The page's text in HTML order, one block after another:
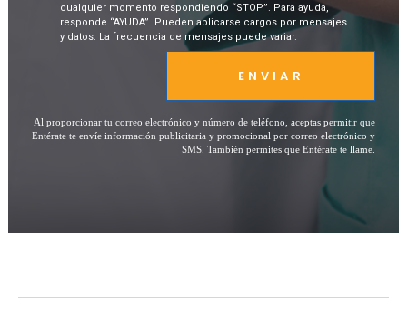
cualquier momento respondiendo “STOP”. Para ayuda,
responde “AYUDA”. Pueden aplicarse cargos por mensajes
y datos. La frecuencia de mensajes puede variar.
ENVIAR
Al proporcionar tu correo electrónico y número de teléfono, aceptas permitir que
Entérate te envíe información publicitaria y promocional por correo electrónico y
SMS. También permites que Entérate te llame.